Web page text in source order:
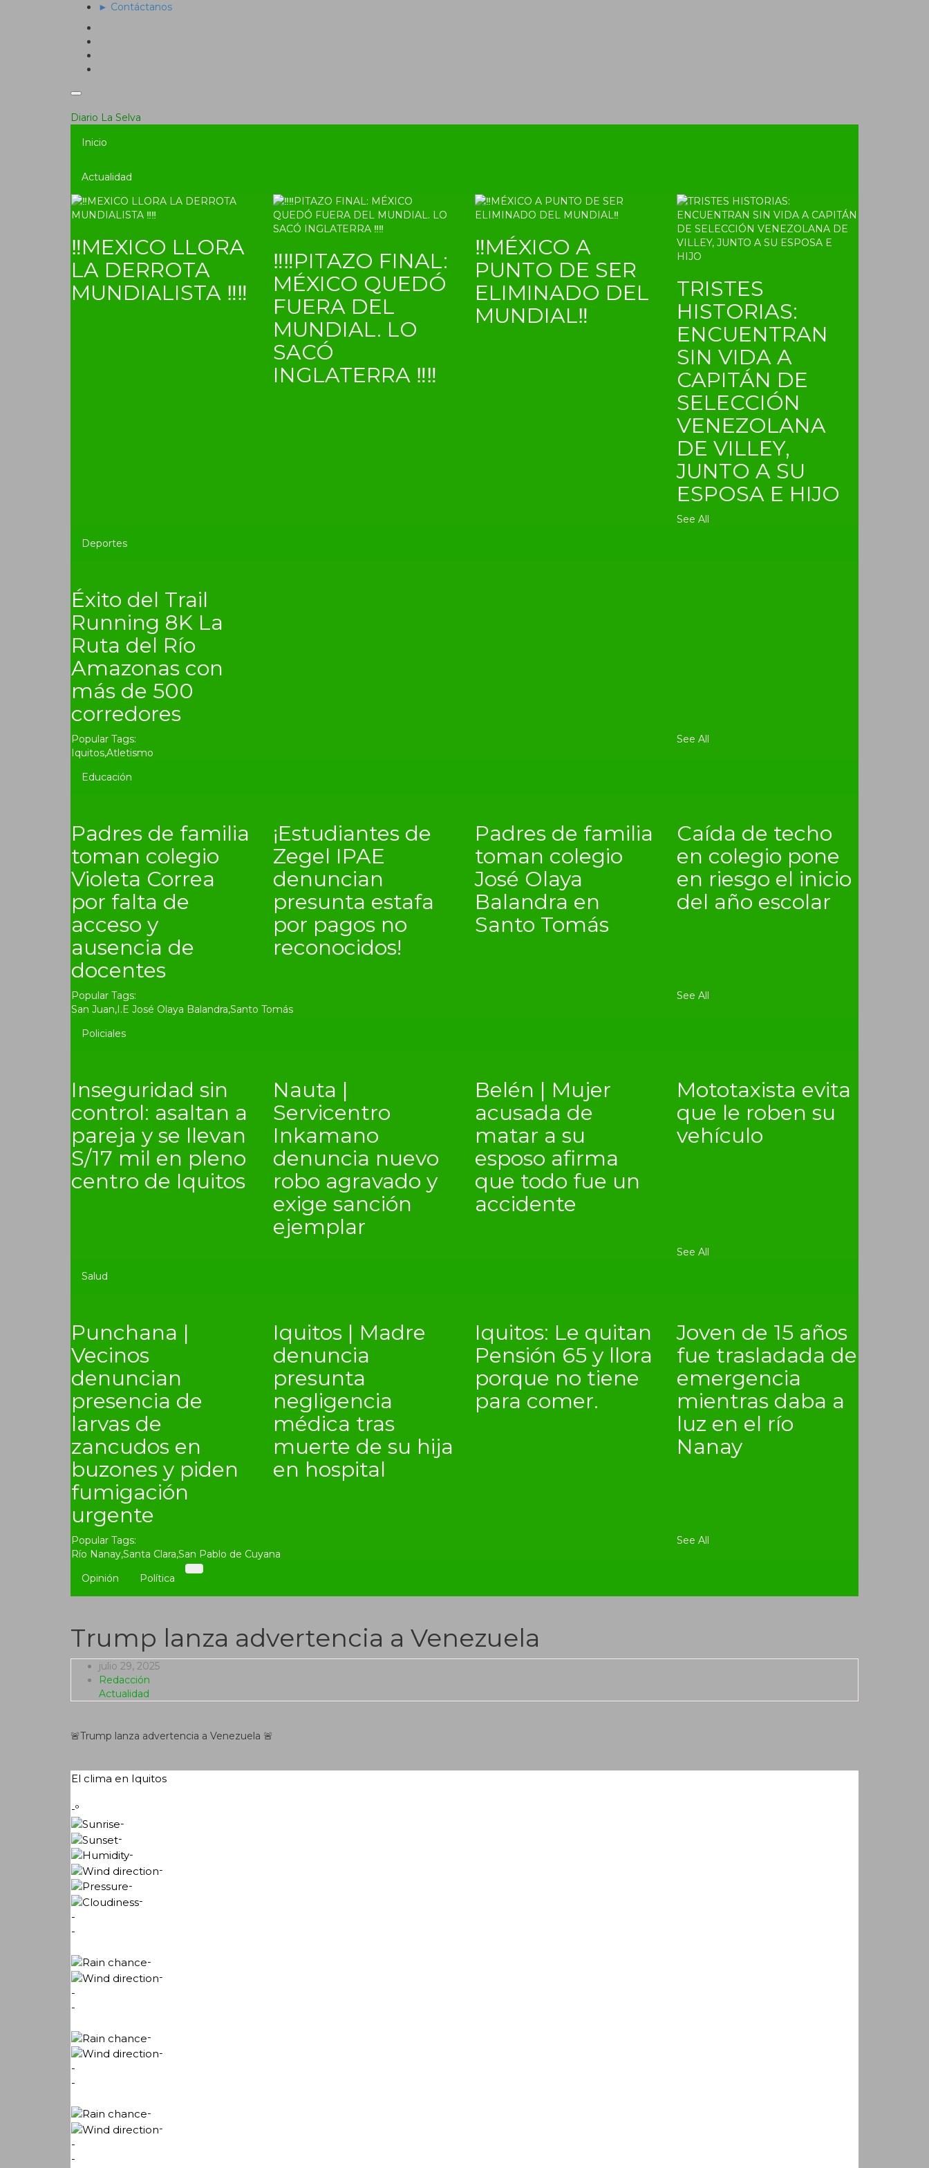
► Contáctanos
Diario La Selva
Inicio
Actualidad
‼MEXICO LLORA
LA DERROTA
MUNDIALISTA ‼‼
‼‼PITAZO FINAL:
MÉXICO QUEDÓ
FUERA DEL
MUNDIAL. LO
SACÓ
INGLATERRA ‼‼
‼MÉXICO A
PUNTO DE SER
ELIMINADO DEL
MUNDIAL‼
TRISTES
HISTORIAS:
ENCUENTRAN
SIN VIDA A
CAPITÁN DE
SELECCIÓN
VENEZOLANA
DE VILLEY,
JUNTO A SU
ESPOSA E HIJO
See All
Deportes
Éxito del Trail
Running 8K La
Ruta del Río
Amazonas con
más de 500
corredores
Popular Tags:
Iquitos,Atletismo
See All
Educación
Padres de familia
toman colegio
Violeta Correa
por falta de
acceso y
ausencia de
docentes
¡Estudiantes de
Zegel IPAE
denuncian
presunta estafa
por pagos no
reconocidos!
Padres de familia
toman colegio
José Olaya
Balandra en
Santo Tomás
Caída de techo
en colegio pone
en riesgo el inicio
del año escolar
Popular Tags:
San Juan,I.E José Olaya Balandra,Santo Tomás
See All
Policiales
Inseguridad sin
control: asaltan a
pareja y se llevan
S/17 mil en pleno
centro de Iquitos
Nauta |
Servicentro
Inkamano
denuncia nuevo
robo agravado y
exige sanción
ejemplar
Belén | Mujer
acusada de
matar a su
esposo afirma
que todo fue un
accidente
Mototaxista evita
que le roben su
vehículo
See All
Salud
Punchana |
Vecinos
denuncian
presencia de
larvas de
zancudos en
buzones y piden
fumigación
urgente
Iquitos | Madre
denuncia
presunta
negligencia
médica tras
muerte de su hija
en hospital
Iquitos: Le quitan
Pensión 65 y llora
porque no tiene
para comer.
Joven de 15 años
fue trasladada de
emergencia
mientras daba a
luz en el río
Nanay
Popular Tags:
Río Nanay,Santa Clara,San Pablo de Cuyana
See All
Opinión Política
Trump lanza advertencia a Venezuela
julio 29, 2025
Redacción
Actualidad
🚨Trump lanza advertencia a Venezuela 🚨
El clima en Iquitos
-º
-
-
-
-
-
-
-
-
-
-
-
-
-
-
-
-
-
-
-
-